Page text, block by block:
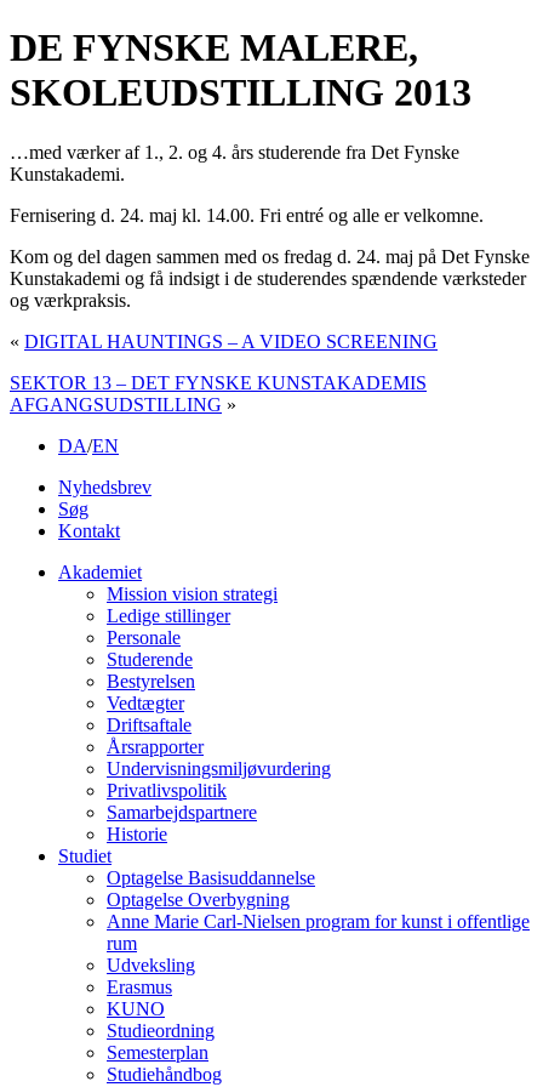
DE FYNSKE MALERE,
SKOLEUDSTILLING 2013
…med værker af 1., 2. og 4. års studerende fra Det Fynske
Kunstakademi.
Fernisering d. 24. maj kl. 14.00. Fri entré og alle er velkomne.
Kom og del dagen sammen med os fredag d. 24. maj på Det Fynske
Kunstakademi og få indsigt i de studerendes spændende værksteder
og værkpraksis.
« DIGITAL HAUNTINGS – A VIDEO SCREENING
SEKTOR 13 – DET FYNSKE KUNSTAKADEMIS
AFGANGSUDSTILLING »
DA/EN
Nyhedsbrev
Søg
Kontakt
Akademiet
Mission vision strategi
Ledige stillinger
Personale
Studerende
Bestyrelsen
Vedtægter
Driftsaftale
Årsrapporter
Undervisningsmiljøvurdering
Privatlivspolitik
Samarbejdspartnere
Historie
Studiet
Optagelse Basisuddannelse
Optagelse Overbygning
Anne Marie Carl-Nielsen program for kunst i offentlige
rum
Udveksling
Erasmus
KUNO
Studieordning
Semesterplan
Studiehåndbog